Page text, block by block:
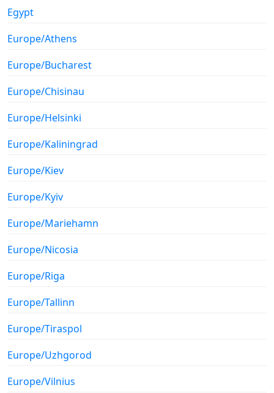
Egypt
Europe/Athens
Europe/Bucharest
Europe/Chisinau
Europe/Helsinki
Europe/Kaliningrad
Europe/Kiev
Europe/Kyiv
Europe/Mariehamn
Europe/Nicosia
Europe/Riga
Europe/Tallinn
Europe/Tiraspol
Europe/Uzhgorod
Europe/Vilnius